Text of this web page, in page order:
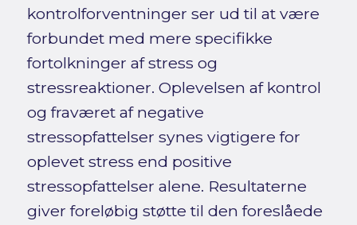
kontrolforventninger ser ud til at være
forbundet med mere specifikke
fortolkninger af stress og
stressreaktioner. Oplevelsen af kontrol
og fraværet af negative
stressopfattelser synes vigtigere for
oplevet stress end positive
stressopfattelser alene. Resultaterne
giver foreløbig støtte til den foreslåede